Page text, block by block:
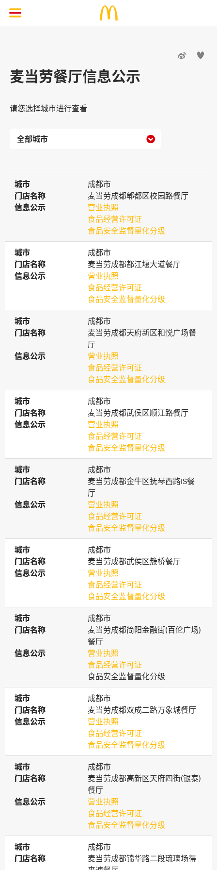
 
麦当劳餐厅信息公示
请您选择城市进行查看

城市
城市
成都市
门店名称
门店名称
麦当劳成都郫都区校园路餐厅
信息公示
信息公示
营业执照
食品经营许可证
食品安全监督量化分级
城市
城市
成都市
门店名称
门店名称
麦当劳成都都江堰大道餐厅
信息公示
信息公示
营业执照
食品经营许可证
食品安全监督量化分级
城市
城市
成都市
门店名称
门店名称
麦当劳成都天府新区和悦广场餐
厅
信息公示
信息公示
营业执照
食品经营许可证
食品安全监督量化分级
城市
城市
成都市
门店名称
门店名称
麦当劳成都武侯区顺江路餐厅
信息公示
信息公示
营业执照
食品经营许可证
食品安全监督量化分级
城市
城市
成都市
门店名称
门店名称
麦当劳成都金牛区抚琴西路IS餐
厅
信息公示
信息公示
营业执照
食品经营许可证
食品安全监督量化分级
城市
城市
成都市
门店名称
门店名称
麦当劳成都武侯区簇桥餐厅
信息公示
信息公示
营业执照
食品经营许可证
食品安全监督量化分级
城市
城市
成都市
门店名称
门店名称
麦当劳成都简阳金融街(百伦广场)
餐厅
信息公示
信息公示
营业执照
食品经营许可证
食品安全监督量化分级
城市
城市
成都市
门店名称
门店名称
麦当劳成都双成二路万象城餐厅
信息公示
信息公示
营业执照
食品经营许可证
食品安全监督量化分级
城市
城市
成都市
门店名称
门店名称
麦当劳成都高新区天府四街(银泰)
餐厅
信息公示
信息公示
营业执照
食品经营许可证
食品安全监督量化分级
城市
城市
成都市
门店名称
门店名称
麦当劳成都锦华路二段琉璃场得